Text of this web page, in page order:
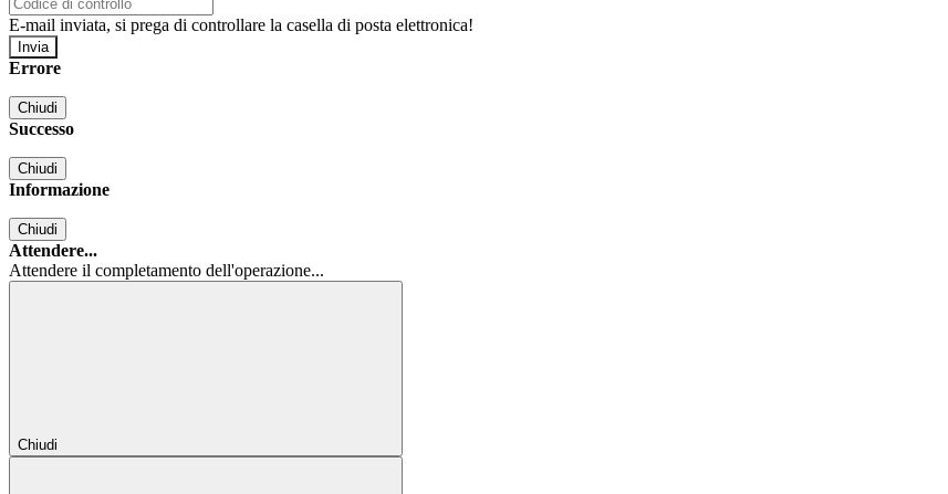
E-mail inviata, si prega di controllare la casella di posta elettronica!
Errore
Chiudi
Successo
Chiudi
Informazione
Chiudi
Attendere...
Attendere il completamento dell'operazione...
Chiudi